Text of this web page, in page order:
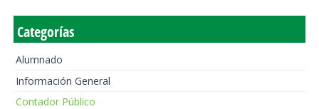
Categorías
Alumnado
Información General
Contador Público